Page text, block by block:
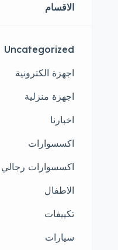
الاقسام
Uncategorized
اجهزة الكترونية
اجهزة منزلية
اخبارنا
اكسسوارات
اكسسوارات رجالي
الاطفال
تكييفات
سيارات